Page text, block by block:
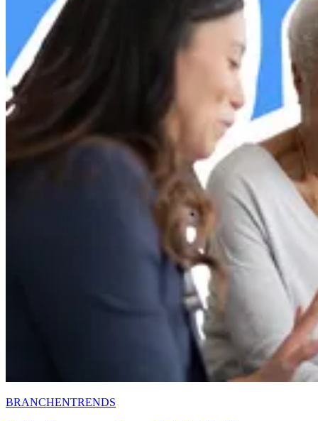
BRANCHENTRENDS